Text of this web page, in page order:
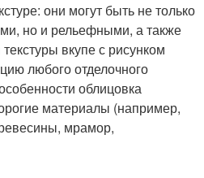
они могут быть не только
но и рельефными, а также
вкупе с рисунком
любого отделочного
облицовка
материалы (например,
мрамор,